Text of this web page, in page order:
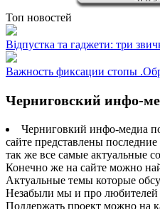
Топ новостей
Відпустка та гаджети: три
Важность фиксации стопы
Черниговский инфо-
Черниговкий инфо-медиа
сайте представлены
так же все самые актуальные
Конечно же на сайте можно
Актуальные темы которые
Незабыли мы и про любителей
Поддержать проект можно на